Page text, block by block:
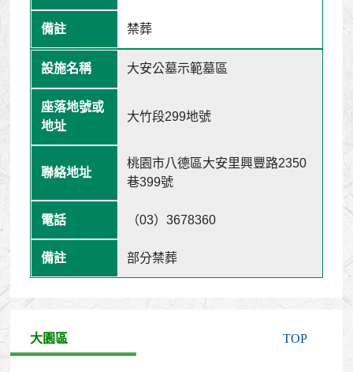
禁葬
大安公墓示範墓區
大竹段299地號
桃園市八德區大安里興豐路2350
巷399號
（03）3678360
部分禁葬
大園區 TOP